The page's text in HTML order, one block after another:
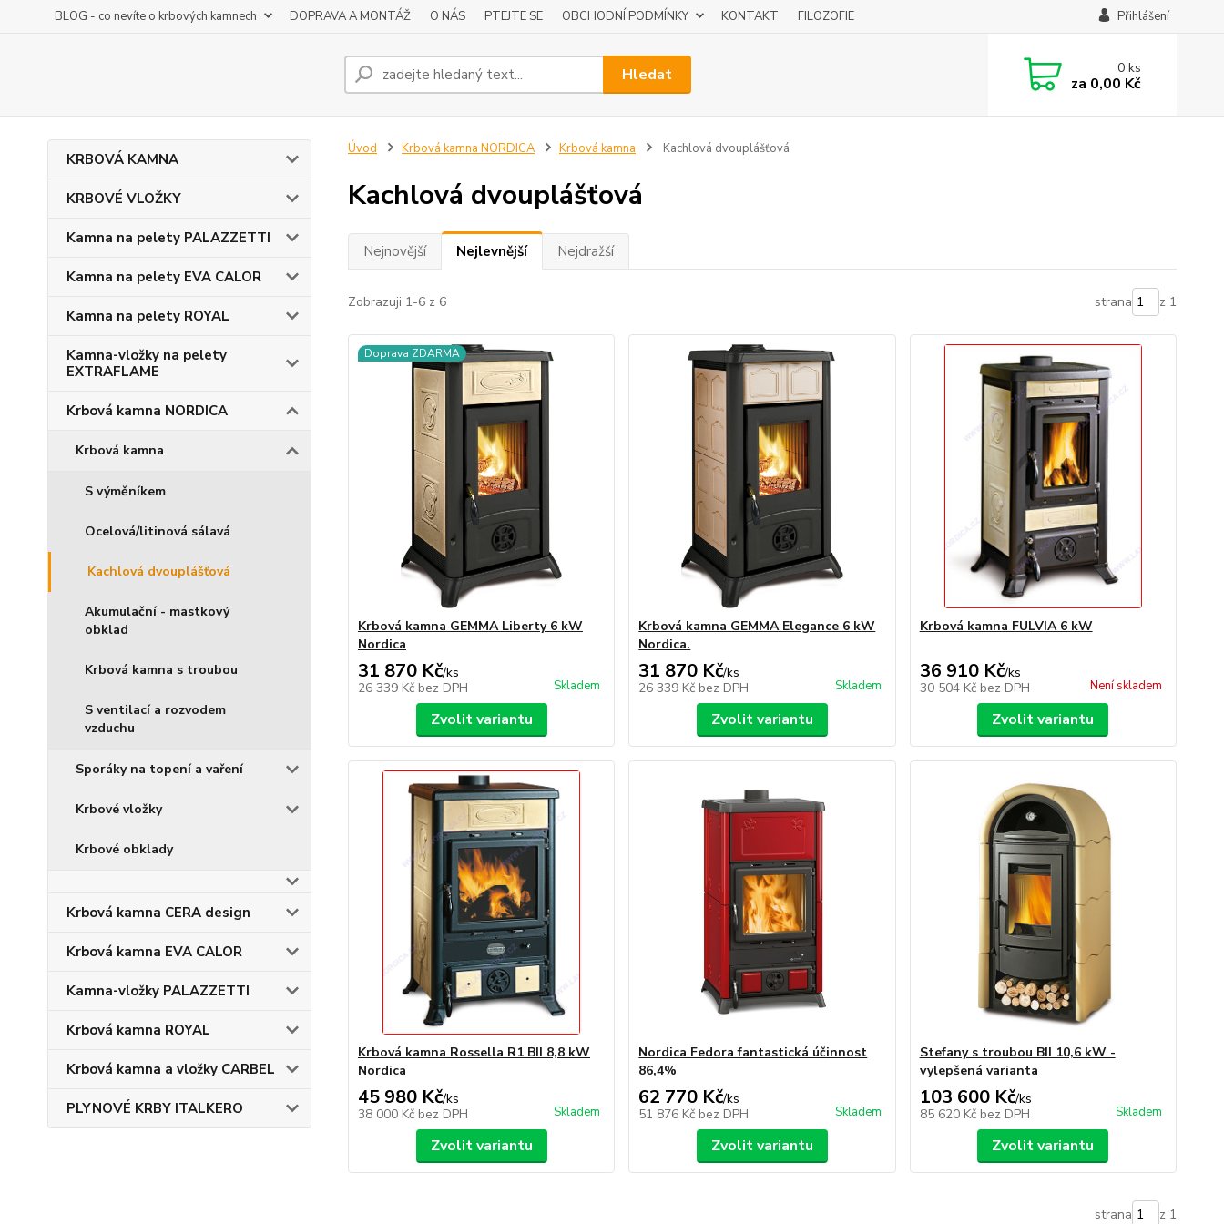
BLOG - co nevíte o krbových kamnech DOPRAVA A MONTÁŽ O NÁS PTEJTE SE OBCHODNÍ PODMÍNKY KONTAKT FILOZOFIE Přihlášení
Hledat 0ks
za 0,00 Kč
KRBOVÁ KAMNA
KRBOVÉ VLOŽKY
Kamna na pelety PALAZZETTI
Kamna na pelety EVA CALOR
Kamna na pelety ROYAL
Kamna-vložky na pelety
EXTRAFLAME
Krbová kamna NORDICA
Krbová kamna
S výměníkem
Ocelová/litinová sálavá
Kachlová dvouplášťová
Akumulační - mastkový
obklad
Krbová kamna s troubou
S ventilací a rozvodem
vzduchu
Sporáky na topení a vaření
Krbové vložky
Krbové obklady
Krbová kamna CERA design
Krbová kamna EVA CALOR
Kamna-vložky PALAZZETTI
Krbová kamna ROYAL
Krbová kamna a vložky CARBEL
PLYNOVÉ KRBY ITALKERO
Úvod Krbová kamna NORDICA Krbová kamna Kachlová dvouplášťová
Kachlová dvouplášťová
Nejnovější Nejlevnější Nejdražší
Zobrazuji 1-6 z 6 strana z 1
Doprava ZDARMA
Krbová kamna GEMMA Liberty 6 kW
Nordica
31 870 Kč/ks
26 339 Kč bez DPH Skladem
Zvolit variantu
Krbová kamna GEMMA Elegance 6 kW
Nordica.
31 870 Kč/ks
26 339 Kč bez DPH Skladem
Zvolit variantu
Krbová kamna FULVIA 6 kW
36 910 Kč/ks
30 504 Kč bez DPH Není skladem
Zvolit variantu
Krbová kamna Rossella R1 BII 8,8 kW
Nordica
45 980 Kč/ks
38 000 Kč bez DPH Skladem
Zvolit variantu
Nordica Fedora fantastická účinnost
86,4%
62 770 Kč/ks
51 876 Kč bez DPH Skladem
Zvolit variantu
Stefany s troubou BII 10,6 kW -
vylepšená varianta
103 600 Kč/ks
85 620 Kč bez DPH Skladem
Zvolit variantu
strana z 1